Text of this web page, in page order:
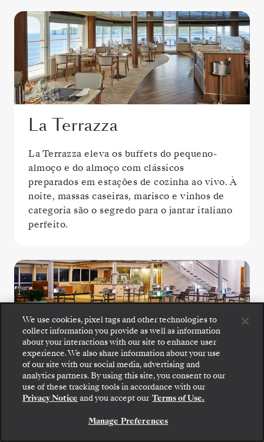
La Terrazza
La Terrazza eleva os buffets do pequeno-
almoço e do almoço com clássicos
preparados em estações de cozinha ao vivo. À
noite, massas caseiras, marisco e vinhos de
categoria são o segredo para o jantar italiano
perfeito.
The Grill
Desfrute de saladas frescas, marisco
grelhado e bifes no ponto no The Grill, um
We use cookies, pixel tags and other technologies to
collect information you provide as well as information
about your interactions with our site to enhance user
experience. We also share information about your use
of our site with our social media, advertising and
analytics partners. By using this site, you consent to our
use of these tracking tools in accordance with our
Privacy Notice and you accept our Terms of Use.
Manage Preferences